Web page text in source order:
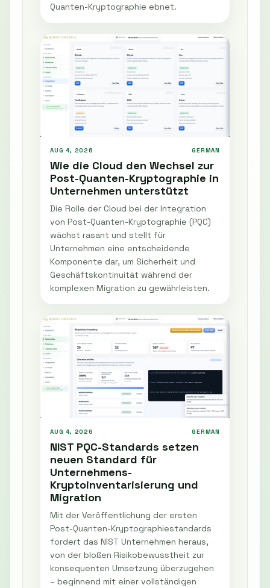
Quanten-Kryptographie ebnet.
AUG 4, 2026 GERMAN
Wie die Cloud den Wechsel zur
Post-Quanten-Kryptographie in
Unternehmen unterstützt
Die Rolle der Cloud bei der Integration
von Post-Quanten-Kryptographie (PQC)
wächst rasant und stellt für
Unternehmen eine entscheidende
Komponente dar, um Sicherheit und
Geschäftskontinuität während der
komplexen Migration zu gewährleisten.
AUG 4, 2026 GERMAN
NIST PQC-Standards setzen
neuen Standard für
Unternehmens-
Kryptoinventarisierung und
Migration
Mit der Veröffentlichung der ersten
Post-Quanten-Kryptographiestandards
fordert das NIST Unternehmen heraus,
von der bloßen Risikobewusstheit zur
konsequenten Umsetzung überzugehen
– beginnend mit einer vollständigen